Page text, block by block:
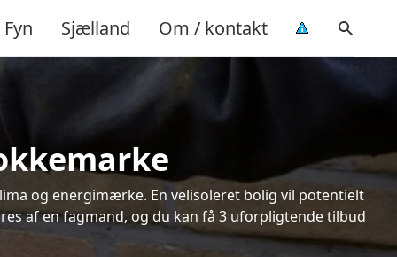
Fyn Sjælland Om / kontakt
og energimærke. En velisoleret bolig vil potentielt
af en fagmand, og du kan få 3 uforpligtende tilbud